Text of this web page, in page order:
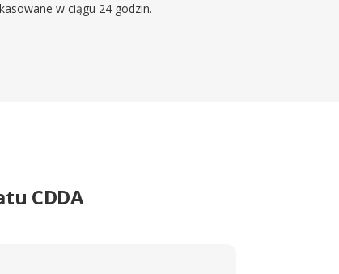
kasowane w ciągu 24 godzin.
CDDA